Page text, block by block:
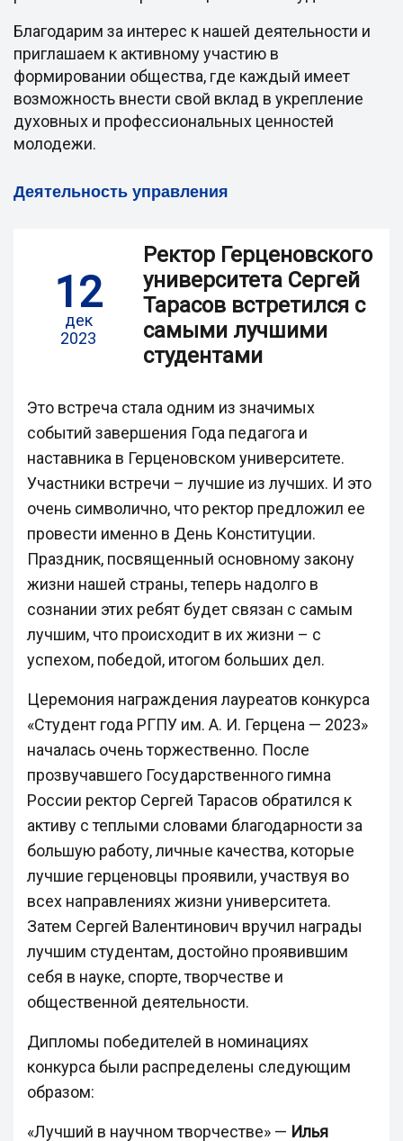
Благодарим за интерес к нашей деятельности и
приглашаем к активному участию в
формировании общества, где каждый имеет
возможность внести свой вклад в укрепление
духовных и профессиональных ценностей
молодежи.
Деятельность управления
12
дек
2023
Ректор Герценовского
университета Сергей
Тарасов встретился с
самыми лучшими
студентами
Это встреча стала одним из значимых
событий завершения Года педагога и
наставника в Герценовском университете.
Участники встречи – лучшие из лучших. И это
очень символично, что ректор предложил ее
провести именно в День Конституции.
Праздник, посвященный основному закону
жизни нашей страны, теперь надолго в
сознании этих ребят будет связан с самым
лучшим, что происходит в их жизни – с
успехом, победой, итогом больших дел.
Церемония награждения лауреатов конкурса
«Студент года РГПУ им. А. И. Герцена — 2023»
началась очень торжественно. После
прозвучавшего Государственного гимна
России ректор Сергей Тарасов обратился к
активу с теплыми словами благодарности за
большую работу, личные качества, которые
лучшие герценовцы проявили, участвуя во
всех направлениях жизни университета.
Затем Сергей Валентинович вручил награды
лучшим студентам, достойно проявившим
себя в науке, спорте, творчестве и
общественной деятельности.
Дипломы победителей в номинациях
конкурса были распределены следующим
образом:
«Лучший в научном творчестве» — Илья